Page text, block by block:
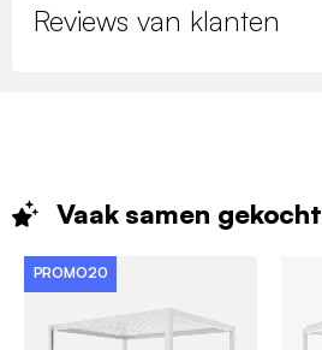
Reviews van klanten
Vaak samen gekocht
PROMO20